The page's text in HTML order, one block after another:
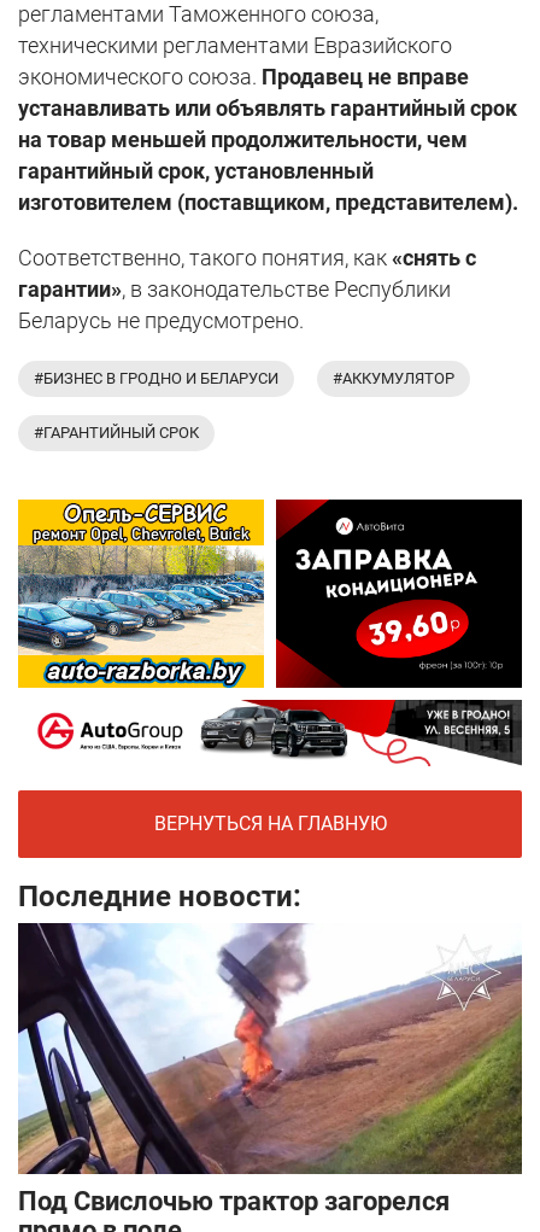
регламентами Таможенного союза,
техническими регламентами Евразийского
экономического союза. Продавец не вправе
устанавливать или объявлять гарантийный срок
на товар меньшей продолжительности, чем
гарантийный срок, установленный
изготовителем (поставщиком, представителем).
Соответственно, такого понятия, как«снять с
гарантии», в законодательстве Республики
Беларусь не предусмотрено.
#БИЗНЕС В ГРОДНО И БЕЛАРУСИ #АККУМУЛЯТОР
#ГАРАНТИЙНЫЙ СРОК
ВЕРНУТЬСЯ НА ГЛАВНУЮ
Последние новости:
Под Свислочью трактор загорелся